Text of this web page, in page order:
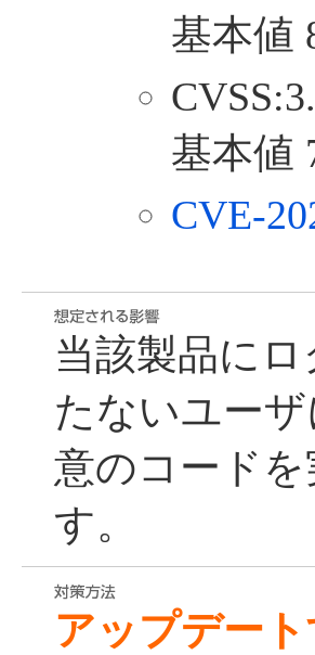
基本値
基本値
CVE-
当該製品に
たないユー
意のコード
す。
アップデート